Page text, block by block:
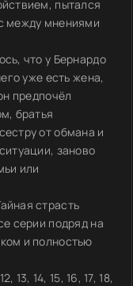
пытался
между мнениями
что у Бернардо
уже есть жена,
предпочёл
братья
от обмана и
заново
или
страсть
серии подряд на
и полностью
13, 14, 15, 16, 17, 18,